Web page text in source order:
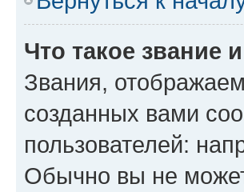
Что такое звание
Звания,
созданных вами
пользователей:
Обычно вы не